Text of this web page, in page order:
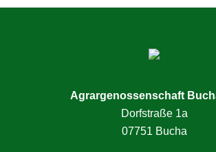
Agrargenossenschaft
Dorfstraße 1a
07751 Bucha